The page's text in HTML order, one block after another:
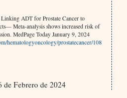
ADT for Prostate Cancer to
Meta-analysis shows increased risk of
MedPage Today January 9, 2024
hematologyoncology/prostatecancer/108
de Febrero de 2024